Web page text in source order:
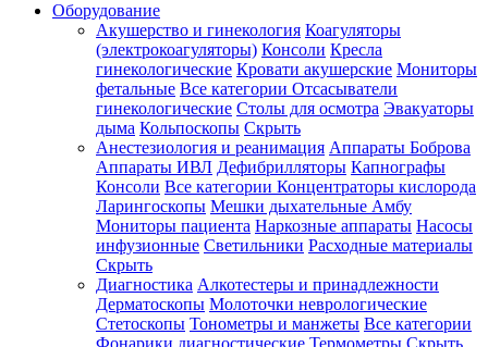
Оборудование
Акушерство и гинекология Коагуляторы
(электрокоагуляторы) Консоли Кресла
гинекологические Кровати акушерские Мониторы
фетальные Все категории Отсасыватели
гинекологические Столы для осмотра Эвакуаторы
дыма Кольпоскопы Скрыть
Анестезиология и реанимация Аппараты Боброва
Аппараты ИВЛ Дефибрилляторы Капнографы
Консоли Все категории Концентраторы кислорода
Ларингоскопы Мешки дыхательные Амбу
Мониторы пациента Наркозные аппараты Насосы
инфузионные Светильники Расходные материалы
Скрыть
Диагностика Алкотестеры и принадлежности
Дерматоскопы Молоточки неврологические
Стетоскопы Тонометры и манжеты Все категории
Фонарики диагностические Термометры Скрыть